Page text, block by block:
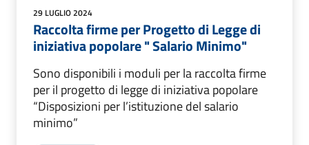
29 LUGLIO 2024
Raccolta firme per Progetto di Legge di
iniziativa popolare " Salario Minimo"
Sono disponibili i moduli per la raccolta firme
per il progetto di legge di iniziativa popolare
“Disposizioni per l’istituzione del salario
minimo”